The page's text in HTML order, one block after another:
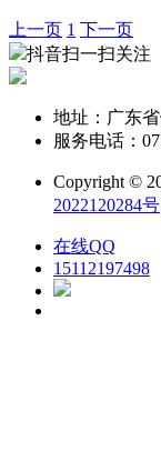
上一页 1 下一页
抖音扫一扫关注
地址：广东
服务电话：
Copyright ©
2022120284号
在线QQ
15112197498